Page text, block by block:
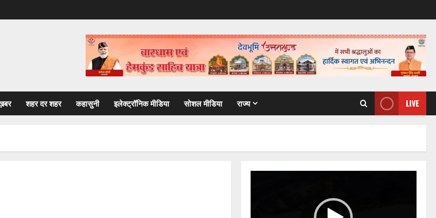
शहर दर शहर कहासुनी इलेक्ट्रॉनिक मीडिया सोशल मीडिया राज्य LIVE